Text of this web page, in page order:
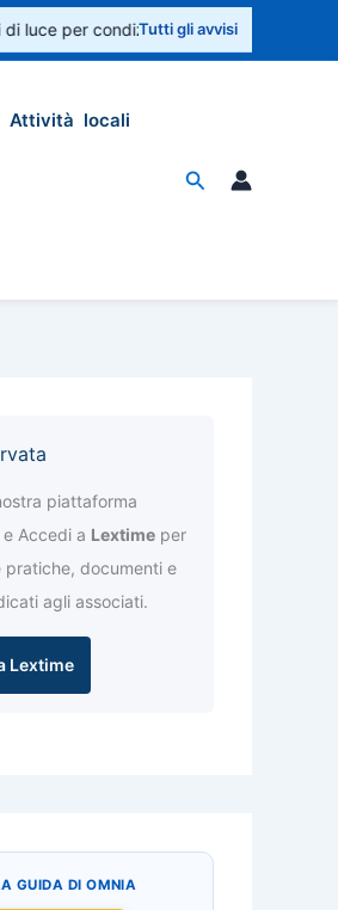
luce per condizionatori e ventilatori.
Tutti gli avvisi
Attività locali
Cerca
piattaforma
Accedi a Lextime per
pratiche, documenti e
agli associati.
Lextime
GUIDA DI OMNIA